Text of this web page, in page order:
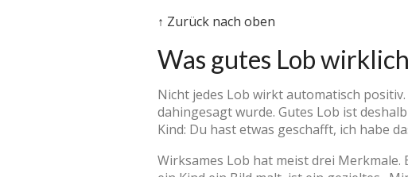
↑ Zurück nach oben
Was gutes Lob
Nicht jedes Lob wirkt automatisch
dahingesagt wurde. Gutes Lob ist
Kind: Du hast etwas geschafft, ich habe
Wirksames Lob hat meist drei